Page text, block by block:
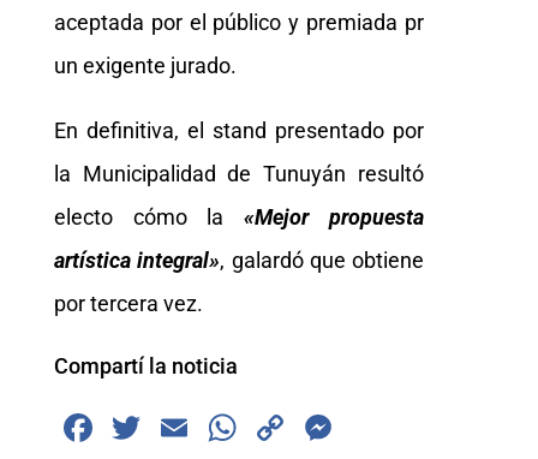
aceptada por el público y premiada pr
un exigente jurado.
En definitiva, el stand presentado por
la Municipalidad de Tunuyán resultó
electo cómo la«Mejor propuesta
artística integral», galardó que obtiene
por tercera vez.
Compartí la noticia
F
T
E
W
C